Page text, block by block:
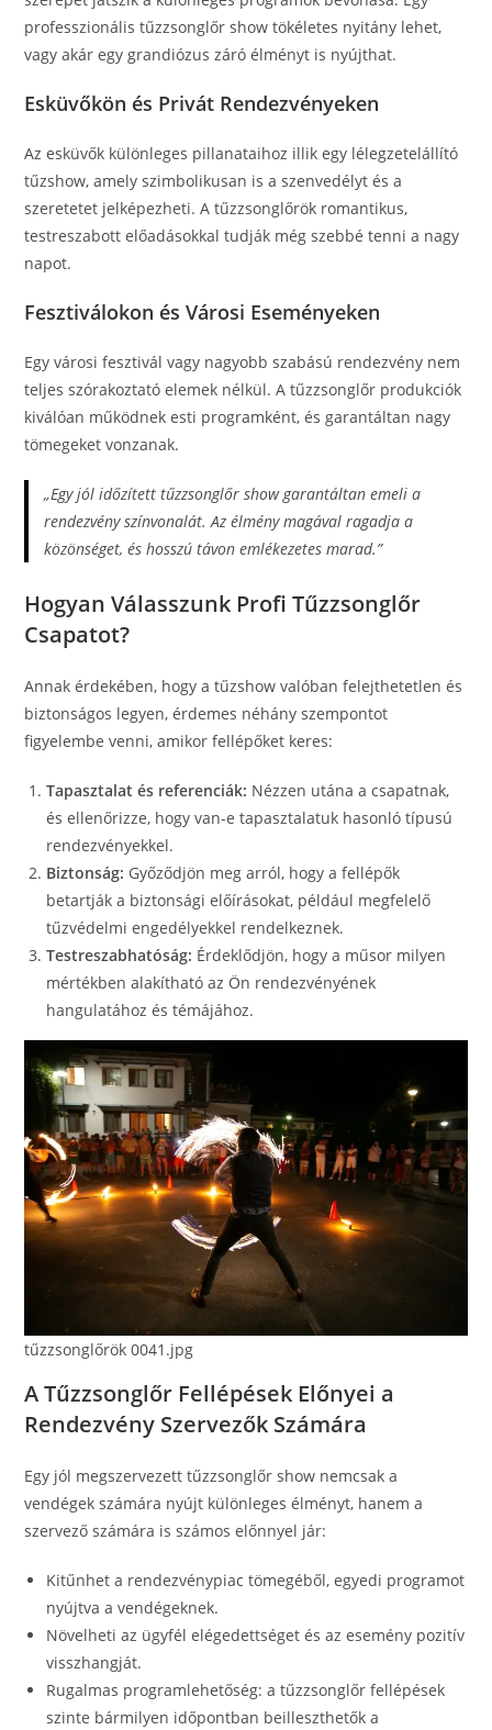
professzionális tűzzsonglőr show tökéletes nyitány lehet,
vagy akár egy grandiózus záró élményt is nyújthat.
Esküvőkön és Privát Rendezvényeken
Az esküvők különleges pillanataihoz illik egy lélegzetelállító
tűzshow, amely szimbolikusan is a szenvedélyt és a
szeretetet jelképezheti. A tűzzsonglőrök romantikus,
testreszabott előadásokkal tudják még szebbé tenni a nagy
napot.
Fesztiválokon és Városi Eseményeken
Egy városi fesztivál vagy nagyobb szabású rendezvény nem
teljes szórakoztató elemek nélkül. A tűzzsonglőr produkciók
kiválóan működnek esti programként, és garantáltan nagy
tömegeket vonzanak.
„Egy jól időzített tűzzsonglőr show garantáltan emeli a
rendezvény színvonalát. Az élmény magával ragadja a
közönséget, és hosszú távon emlékezetes marad.”
Hogyan Válasszunk Profi Tűzzsonglőr
Csapatot?
Annak érdekében, hogy a tűzshow valóban felejthetetlen és
biztonságos legyen, érdemes néhány szempontot
figyelembe venni, amikor fellépőket keres:
Tapasztalat és referenciák: Nézzen utána a csapatnak,
és ellenőrizze, hogy van-e tapasztalatuk hasonló típusú
rendezvényekkel.
Biztonság: Győződjön meg arról, hogy a fellépők
betartják a biztonsági előírásokat, például megfelelő
tűzvédelmi engedélyekkel rendelkeznek.
Testreszabhatóság: Érdeklődjön, hogy a műsor milyen
mértékben alakítható az Ön rendezvényének
hangulatához és témájához.
tűzzsonglőrök 0041.jpg
A Tűzzsonglőr Fellépések Előnyei a
Rendezvény Szervezők Számára
Egy jól megszervezett tűzzsonglőr show nemcsak a
vendégek számára nyújt különleges élményt, hanem a
szervező számára is számos előnnyel jár:
Kitűnhet a rendezvénypiac tömegéből, egyedi programot
nyújtva a vendégeknek.
Növelheti az ügyfél elégedettséget és az esemény pozitív
visszhangját.
Rugalmas programlehetőség: a tűzzsonglőr fellépések
szinte bármilyen időpontban beilleszthetők a